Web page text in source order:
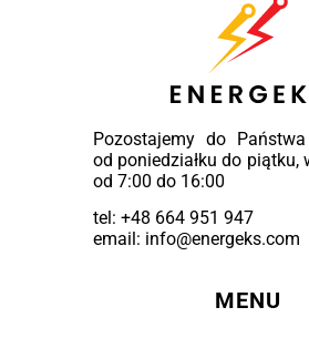
Pozostajemy do
od poniedziałku do piątku,
od 7:00 do 16:00
tel: +48 664 951 947
email: info@energeks.com
MENU